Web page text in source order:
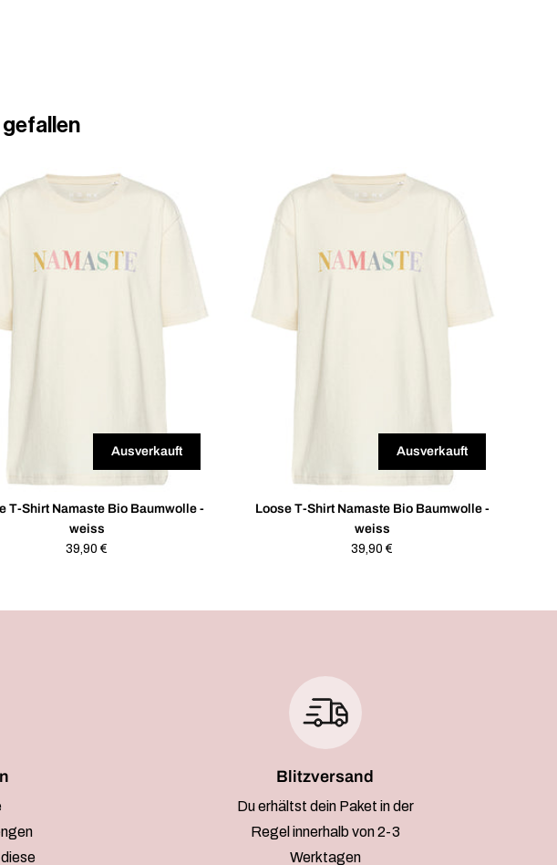
gefallen
Ausverkauft
T-Shirt Namaste Bio Baumwolle -
weiss
Regulärer
39,90 €
Ausverkauft
Loose T-Shirt Namaste Bio Baumwolle -
weiss
Regulärer
39,90 €
Blitzversand
Du erhältst dein Paket in der
Regel innerhalb von 2-3
Werktagen